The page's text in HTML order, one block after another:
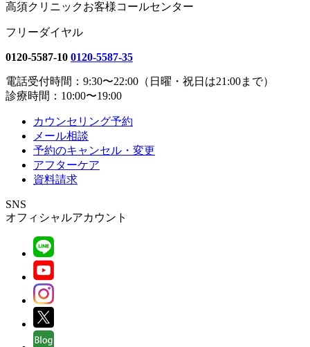
高須クリニックお客様コールセンター
フリーダイヤル
0120-5587-10 0120-5587-35
電話受付時間：9:30〜22:00（日曜・祝日は21:00まで）
診療時間：10:00〜19:00
カウンセリング予約
メール相談
予約のキャンセル・変更
アフターケア
資料請求
SNS
オフィシャルアカウント